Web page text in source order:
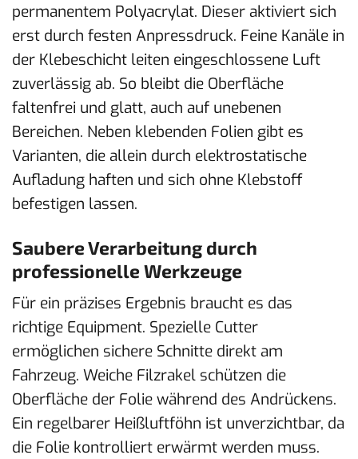
permanentem Polyacrylat. Dieser aktiviert sich
erst durch festen Anpressdruck. Feine Kanäle in
der Klebeschicht leiten eingeschlossene Luft
zuverlässig ab. So bleibt die Oberfläche
faltenfrei und glatt, auch auf unebenen
Bereichen. Neben klebenden Folien gibt es
Varianten, die allein durch elektrostatische
Aufladung haften und sich ohne Klebstoff
befestigen lassen.
Saubere Verarbeitung durch
professionelle Werkzeuge
Für ein präzises Ergebnis braucht es das
richtige Equipment. Spezielle Cutter
ermöglichen sichere Schnitte direkt am
Fahrzeug. Weiche Filzrakel schützen die
Oberfläche der Folie während des Andrückens.
Ein regelbarer Heißluftföhn ist unverzichtbar, da
die Folie kontrolliert erwärmt werden muss.